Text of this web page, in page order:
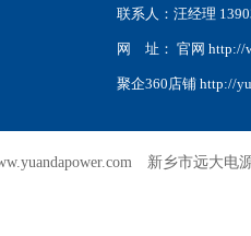
联系人：汪经理
网 址： 官网 http://
聚企360店铺 http://
新乡市远大